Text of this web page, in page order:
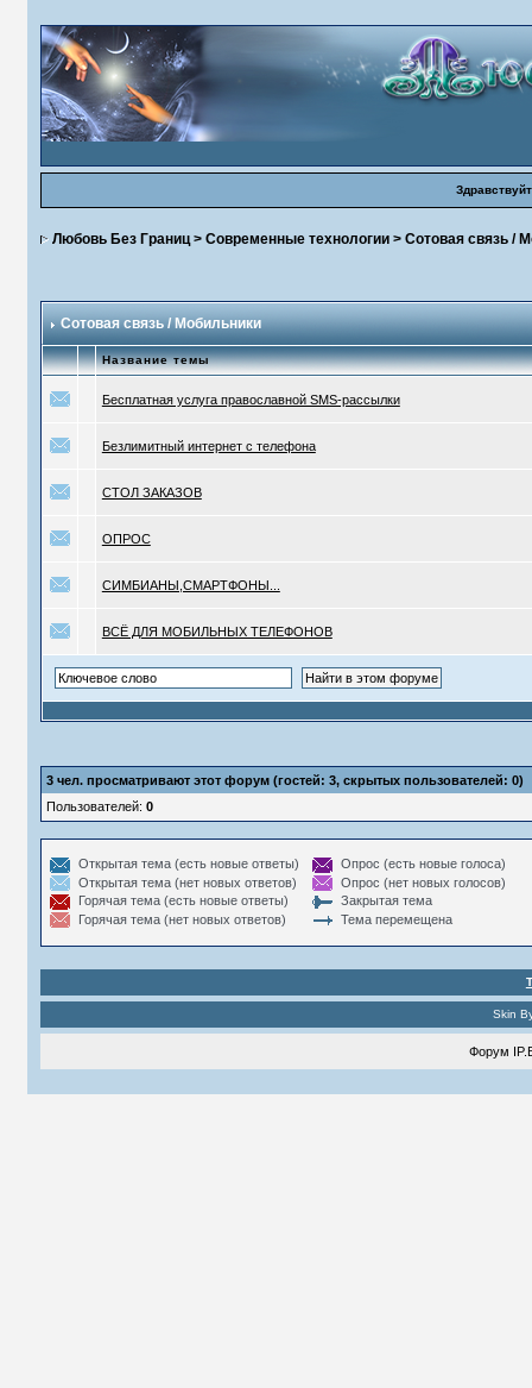
Любовь Без Границ> Современные технологии> Сотовая связь /
Сотовая связь / Мобильники
Название темы
Бесплатная услуга православной SMS-рассылки
Безлимитный интернет с телефона
СТОЛ ЗАКАЗОВ
ОПРОС
СИМБИАНЫ,СМАРТФОНЫ...
ВСЁ ДЛЯ МОБИЛЬНЫХ ТЕЛЕФОНОВ
3чел. просматривают этот форум (гостей: 3, скрытых пользователей: 0)
Пользователей: 0
Открытая тема (есть новые ответы)
Открытая тема (нет новых ответов)
Горячая тема (есть новые ответы)
Горячая тема (нет новых ответов)
Опрос (есть новые голоса)
Опрос (нет новых голосов)
Закрытая тема
Тема перемещена
Skin
Форум